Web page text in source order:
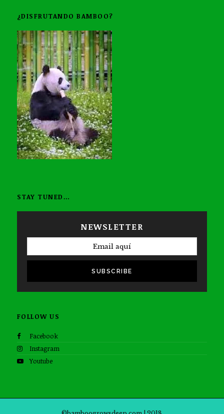
¿DISFRUTANDO BAMBOO?
STAY TUNED…
NEWSLETTER
SUBSCRIBE
FOLLOW US
Facebook
Instagram
Youtube